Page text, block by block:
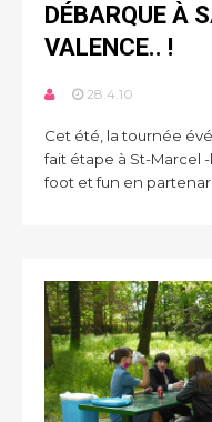
DÉBARQUE À
VALENCE.. !
28.4.10
Cet été, la tournée
fait étape à St-Marcel
foot et fun en